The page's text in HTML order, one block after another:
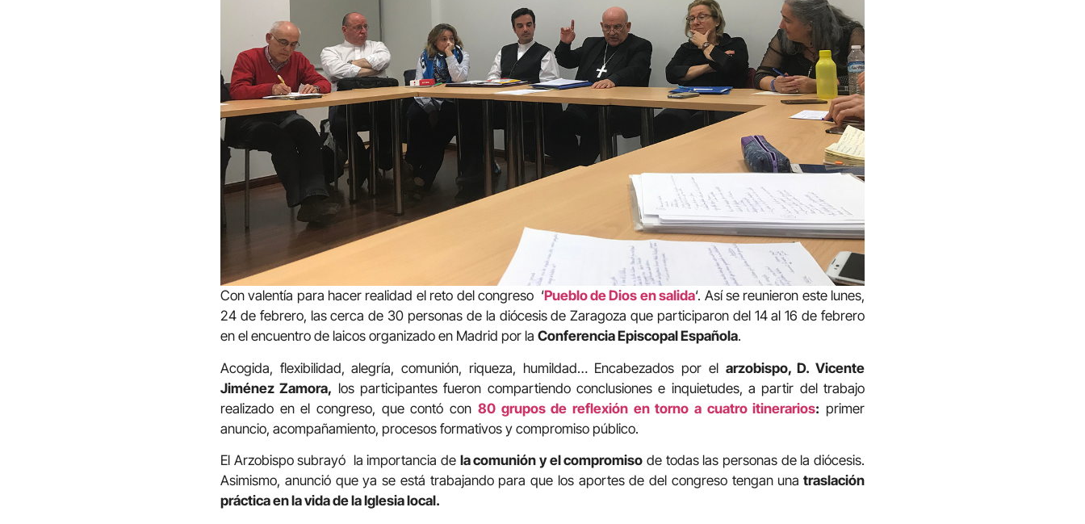
Con valentía para hacer realidad el reto del congreso ‘Pueblo de Dios en salida‘. Así se reunieron este lunes,
24 de febrero, las cerca de 30 personas de la diócesis de Zaragoza que participaron del 14 al 16 de febrero
en el encuentro de laicos organizado en Madrid por la Conferencia Episcopal Española.
Acogida, flexibilidad, alegría, comunión, riqueza, humildad… Encabezados por el arzobispo, D. Vicente
Jiménez Zamora, los participantes fueron compartiendo conclusiones e inquietudes, a partir del trabajo
realizado en el congreso, que contó con 80 grupos de reflexión en torno a cuatro itinerarios: primer
anuncio, acompañamiento, procesos formativos y compromiso público.
El Arzobispo subrayó la importancia de la comunión y el compromiso de todas las personas de la diócesis.
Asimismo, anunció que ya se está trabajando para que los aportes de del congreso tengan una traslación
práctica en la vida de la Iglesia local.